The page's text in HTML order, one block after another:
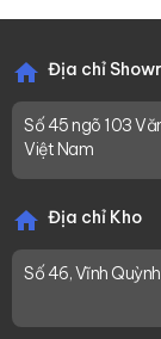
Địa chỉ
Số 45 ngõ 103
Việt Nam
Địa chỉ Kho
Số 46, Vĩnh